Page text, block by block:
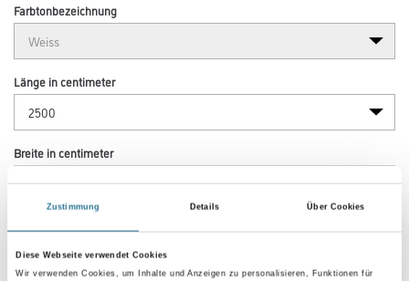
Zustimmung Details Über Cookies
Diese Webseite verwendet Cookies
Wir verwenden Cookies, um Inhalte und Anzeigen zu personalisieren, Funktionen für
Farbtonbezeichnung
Länge in centimeter
Breite in centimeter